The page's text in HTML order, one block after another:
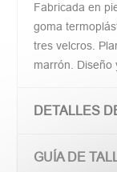
Fabricada en
goma
tres velcros.
marrón. Diseño
DETALLES
GUÍA DE